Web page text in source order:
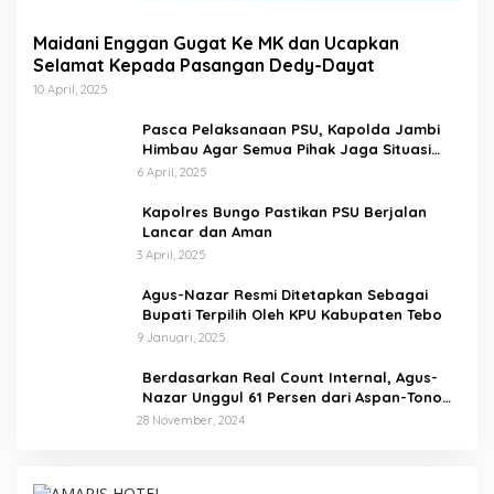
Maidani Enggan Gugat Ke MK dan Ucapkan
Selamat Kepada Pasangan Dedy-Dayat
10 April, 2025
Pasca Pelaksanaan PSU, Kapolda Jambi
Himbau Agar Semua Pihak Jaga Situasi
Kamtibmas
6 April, 2025
Kapolres Bungo Pastikan PSU Berjalan
Lancar dan Aman
3 April, 2025
Agus-Nazar Resmi Ditetapkan Sebagai
Bupati Terpilih Oleh KPU Kabupaten Tebo
9 Januari, 2025
Berdasarkan Real Count Internal, Agus-
Nazar Unggul 61 Persen dari Aspan-Tono
Hanya 39 Persen
28 November, 2024